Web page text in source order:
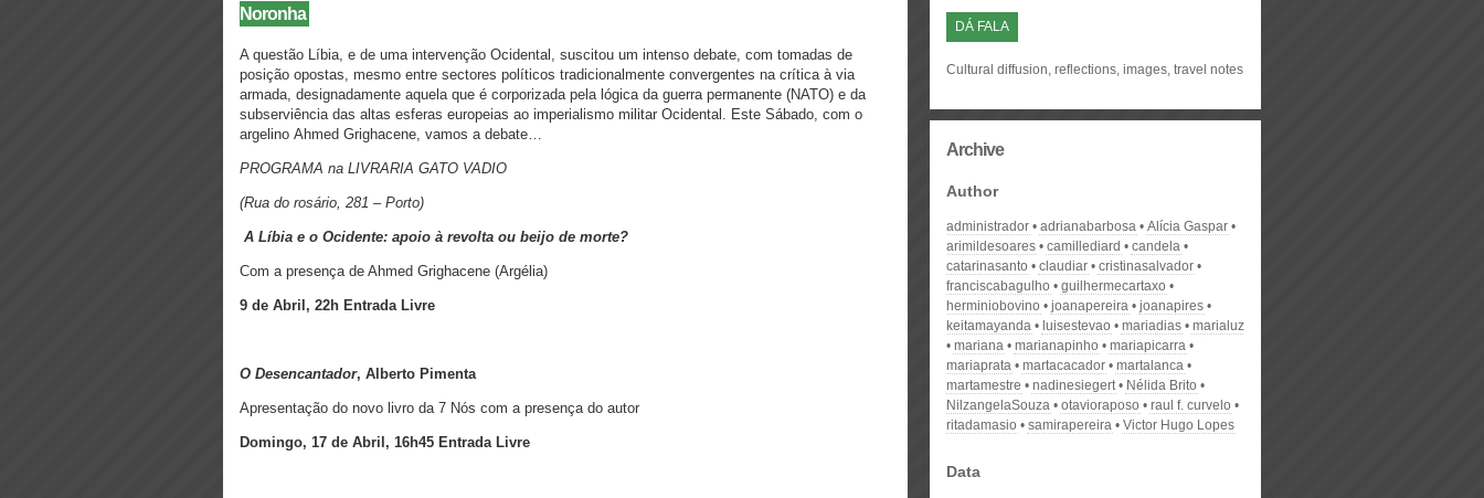
Noronha
A questão Líbia, e de uma intervenção Ocidental, suscitou um intenso debate, com tomadas de
posição opostas, mesmo entre sectores políticos tradicionalmente convergentes na crítica à via
armada, designadamente aquela que é corporizada pela lógica da guerra permanente (NATO) e da
subserviência das altas esferas europeias ao imperialismo militar Ocidental. Este Sábado, com o
argelino Ahmed Grighacene, vamos a debate…
PROGRAMA na LIVRARIA GATO VADIO
(Rua do rosário, 281 – Porto)
A Líbia e o Ocidente: apoio à revolta ou beijo de morte?
Com a presença de Ahmed Grighacene (Argélia)
9 de Abril, 22h Entrada Livre
O Desencantador, Alberto Pimenta
Apresentação do novo livro da 7 Nós com a presença do autor
Domingo, 17 de Abril, 16h45 Entrada Livre
DÁ FALA
Cultural diffusion, reflections, images, travel notes
Archive
Author
administrador adrianabarbosa
Alícia Gaspar
arimildesoares
camillediard
candela
catarinasanto
claudiar
cristinasalvador
franciscabagulho
guilhermecartaxo
herminiobovino
joanapereira
joanapires
keitamayanda
luisestevao mariadias
marialuz
mariana
marianapinho
mariapicarra
mariaprata
martacacador
martalanca
martamestre
nadinesiegert
Nélida Brito
NilzangelaSouza
otavioraposo
raul f. curvelo
ritadamasio
samirapereira Victor Hugo Lopes
Data